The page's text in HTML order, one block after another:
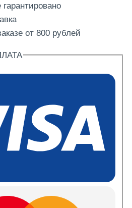
от 800 рублей